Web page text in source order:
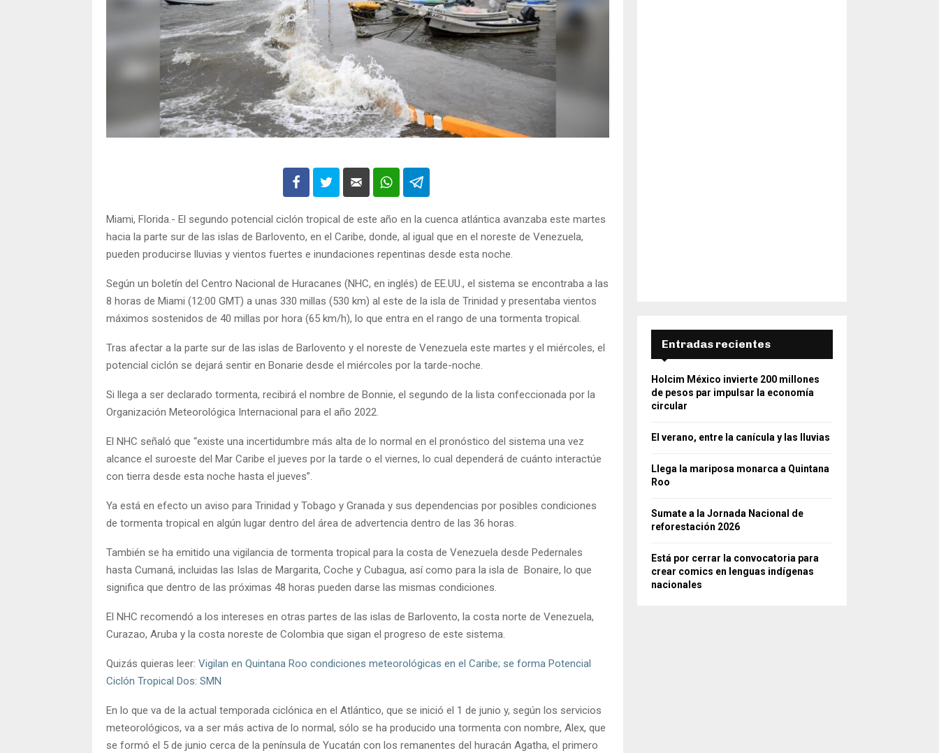
Miami, Florida.- El segundo potencial ciclón tropical de este año en la cuenca atlántica avanzaba este martes
hacia la parte sur de las islas de Barlovento, en el Caribe, donde, al igual que en el noreste de Venezuela,
pueden producirse lluvias y vientos fuertes e inundaciones repentinas desde esta noche.
Según un boletín del Centro Nacional de Huracanes (NHC, en inglés) de EE.UU., el sistema se encontraba a las
8 horas de Miami (12:00 GMT) a unas 330 millas (530 km) al este de la isla de Trinidad y presentaba vientos
máximos sostenidos de 40 millas por hora (65 km/h), lo que entra en el rango de una tormenta tropical.
Tras afectar a la parte sur de las islas de Barlovento y el noreste de Venezuela este martes y el miércoles, el
potencial ciclón se dejará sentir en Bonarie desde el miércoles por la tarde-noche.
Si llega a ser declarado tormenta, recibirá el nombre de Bonnie, el segundo de la lista confeccionada por la
Organización Meteorológica Internacional para el año 2022.
El NHC señaló que “existe una incertidumbre más alta de lo normal en el pronóstico del sistema una vez
alcance el suroeste del Mar Caribe el jueves por la tarde o el viernes, lo cual dependerá de cuánto interactúe
con tierra desde esta noche hasta el jueves”.
Ya está en efecto un aviso para Trinidad y Tobago y Granada y sus dependencias por posibles condiciones
de tormenta tropical en algún lugar dentro del área de advertencia dentro de las 36 horas.
También se ha emitido una vigilancia de tormenta tropical para la costa de Venezuela desde Pedernales
hasta Cumaná, incluidas las Islas de Margarita, Coche y Cubagua, así como para la isla de Bonaire, lo que
significa que dentro de las próximas 48 horas pueden darse las mismas condiciones.
El NHC recomendó a los intereses en otras partes de las islas de Barlovento, la costa norte de Venezuela,
Curazao, Aruba y la costa noreste de Colombia que sigan el progreso de este sistema.
Quizás quieras leer: Vigilan en Quintana Roo condiciones meteorológicas en el Caribe; se forma Potencial
Ciclón Tropical Dos: SMN
En lo que va de la actual temporada ciclónica en el Atlántico, que se inició el 1 de junio y, según los servicios
meteorológicos, va a ser más activa de lo normal, sólo se ha producido una tormenta con nombre, Alex, que
se formó el 5 de junio cerca de la península de Yucatán con los remanentes del huracán Agatha, el primero
Entradas recientes
Holcim México invierte 200 millones
de pesos par impulsar la economía
circular
El verano, entre la canícula y las lluvias
Llega la mariposa monarca a Quintana
Roo
Sumate a la Jornada Nacional de
reforestación 2026
Está por cerrar la convocatoria para
crear comics en lenguas indígenas
nacionales